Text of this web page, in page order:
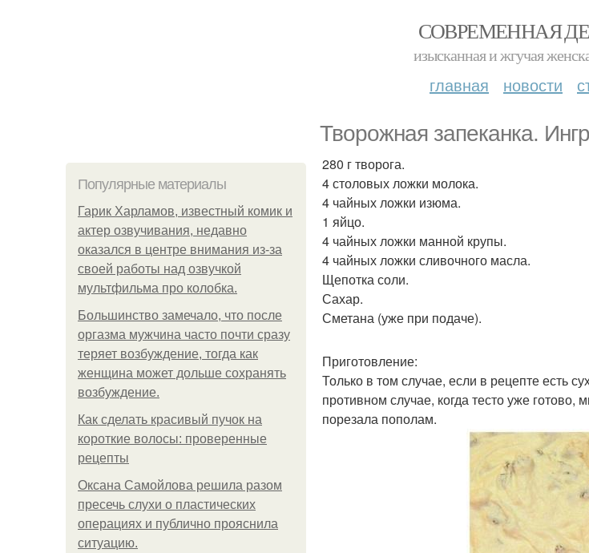
СОВРЕМЕННАЯ
изысканная и жгучая
главная новости
Творожная запеканка.
Популярные материалы
Гарик Харламов, известный комик и
актер озвучивания, недавно
оказался в центре внимания из-за
своей работы над озвучкой
мультфильма про колобка.
Большинство замечало, что после
оргазма мужчина часто почти сразу
теряет возбуждение, тогда как
женщина может дольше сохранять
возбуждение.
Как сделать красивый пучок на
короткие волосы: проверенные
рецепты
Оксана Самойлова решила разом
пресечь слухи о пластических
операциях и публично прояснила
ситуацию.
280 г творога.
4 столовых ложки молока.
4 чайных ложки изюма.
1 яйцо.
4 чайных ложки манной крупы.
4 чайных ложки сливочного масла.
Щепотка соли.
Сахар.
Сметана (уже при подаче).
Приготовление:
Только в том случае, если в рецепте есть
противном случае, когда тесто уже
порезала пополам.